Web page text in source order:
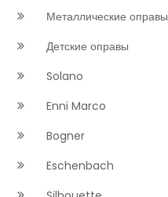
Металлические оправы
Детские оправы
Solano
Enni Marco
Bogner
Eschenbach